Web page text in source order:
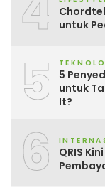
untuk
5
5
untuk
It?
6
QRIS